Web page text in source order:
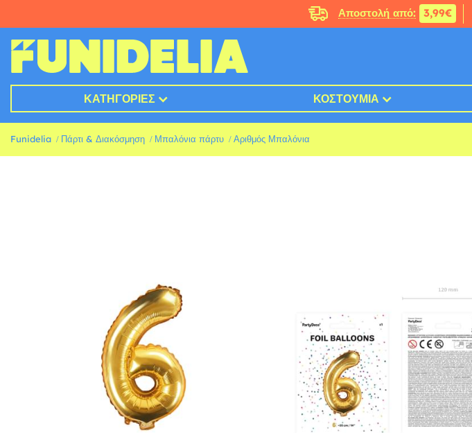
Αποστολή από: 3,99€
ΚΑΤΗΓΟΡΊΕΣ ΚΟΣΤΟΎΜΙΑ
Funidelia Πάρτι & Διακόσμηση Μπαλόνια πάρτυ Αριθμός Μπαλόνια